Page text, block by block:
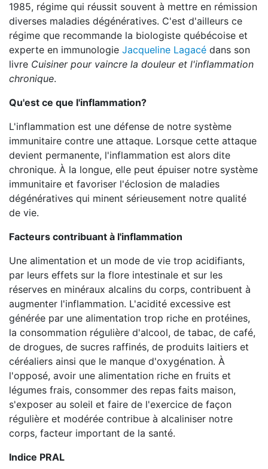
1985, régime qui réussit souvent à mettre en rémission
diverses maladies dégénératives. C'est d'ailleurs ce
régime que recommande la biologiste québécoise et
experte en immunologie Jacqueline Lagacé dans son
livre Cuisiner pour vaincre la douleur et l'inflammation
chronique.
Qu'est ce que l'inflammation?
L'inflammation est une défense de notre système
immunitaire contre une attaque. Lorsque cette attaque
devient permanente, l'inflammation est alors dite
chronique. À la longue, elle peut épuiser notre système
immunitaire et favoriser l'éclosion de maladies
dégénératives qui minent sérieusement notre qualité
de vie.
Facteurs contribuant à l'inflammation
Une alimentation et un mode de vie trop acidifiants,
par leurs effets sur la flore intestinale et sur les
réserves en minéraux alcalins du corps, contribuent à
augmenter l'inflammation. L'acidité excessive est
générée par une alimentation trop riche en protéines,
la consommation régulière d'alcool, de tabac, de café,
de drogues, de sucres raffinés, de produits laitiers et
céréaliers ainsi que le manque d'oxygénation. À
l'opposé, avoir une alimentation riche en fruits et
légumes frais, consommer des repas faits maison,
s'exposer au soleil et faire de l'exercice de façon
régulière et modérée contribue à alcaliniser notre
corps, facteur important de la santé.
Indice PRAL